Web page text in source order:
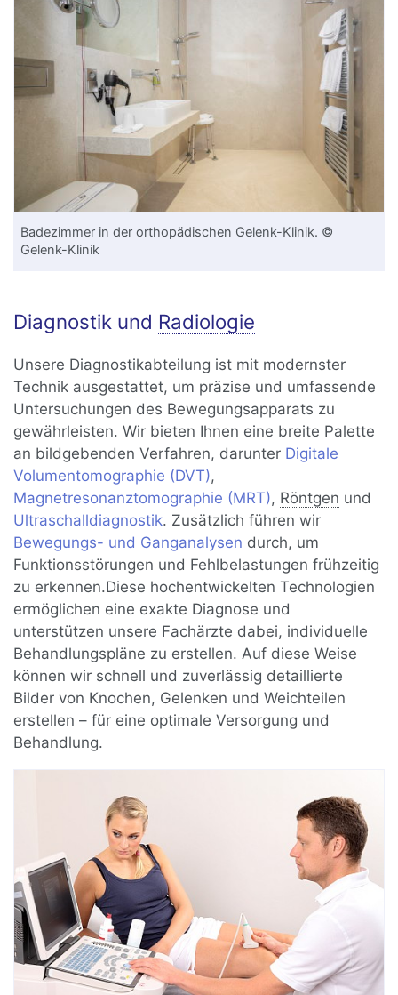
Badezimmer in der orthopädischen Gelenk-Klinik. ©
Gelenk-Klinik
Diagnostik und Radiologie
Unsere Diagnostikabteilung ist mit modernster
Technik ausgestattet, um präzise und umfassende
Untersuchungen des Bewegungsapparats zu
gewährleisten. Wir bieten Ihnen eine breite Palette
an bildgebenden Verfahren, darunter Digitale
Volumentomographie (DVT),
Magnetresonanztomographie (MRT), Röntgen und
Ultraschalldiagnostik. Zusätzlich führen wir
Bewegungs- und Ganganalysen durch, um
Funktionsstörungen und Fehlbelastungen frühzeitig
zu erkennen.Diese hochentwickelten Technologien
ermöglichen eine exakte Diagnose und
unterstützen unsere Fachärzte dabei, individuelle
Behandlungspläne zu erstellen. Auf diese Weise
können wir schnell und zuverlässig detaillierte
Bilder von Knochen, Gelenken und Weichteilen
erstellen – für eine optimale Versorgung und
Behandlung.